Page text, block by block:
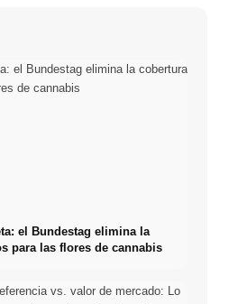
el Bundestag elimina la
para las flores de cannabis